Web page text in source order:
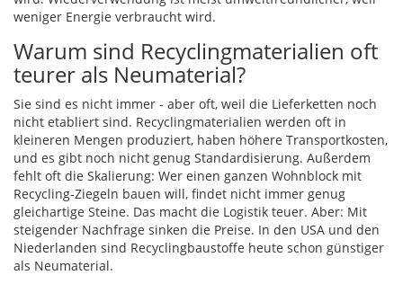
weniger Energie verbraucht wird.
Warum sind Recyclingmaterialien oft
teurer als Neumaterial?
Sie sind es nicht immer - aber oft, weil die Lieferketten noch
nicht etabliert sind. Recyclingmaterialien werden oft in
kleineren Mengen produziert, haben höhere Transportkosten,
und es gibt noch nicht genug Standardisierung. Außerdem
fehlt oft die Skalierung: Wer einen ganzen Wohnblock mit
Recycling-Ziegeln bauen will, findet nicht immer genug
gleichartige Steine. Das macht die Logistik teuer. Aber: Mit
steigender Nachfrage sinken die Preise. In den USA und den
Niederlanden sind Recyclingbaustoffe heute schon günstiger
als Neumaterial.